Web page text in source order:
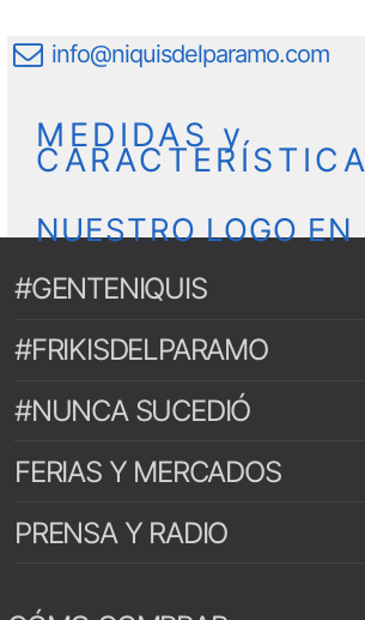
info@niquisdelparamo.com
MEDIDAS y
NUESTRO LOGO
#GENTENIQUIS
#FRIKISDELPARAMO
#NUNCA SUCEDIÓ
FERIAS Y MERCADOS
PRENSA Y RADIO